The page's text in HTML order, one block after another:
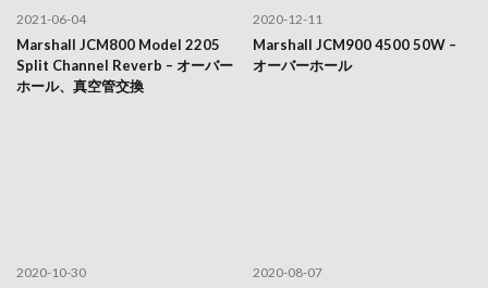
2021-06-04
Marshall JCM800 Model 2205
Split Channel Reverb – オーバー
ホール、真空管交換
2020-12-11
Marshall JCM900 4500 50W –
オーバーホール
2020-10-30 2020-08-07